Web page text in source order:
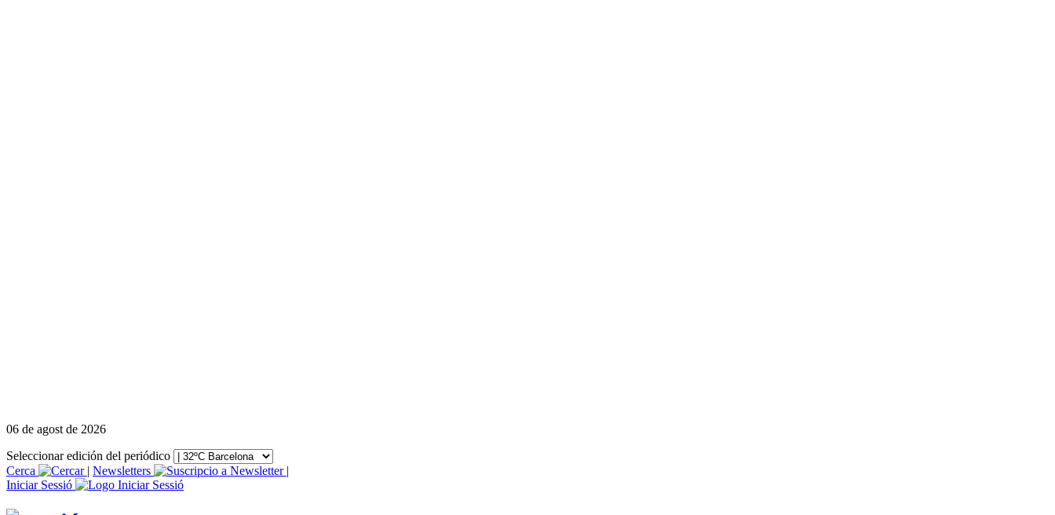
06 de agost de 2026
Seleccionar edición del periódico
Cerca
| Newsletters
|
Iniciar Sessió